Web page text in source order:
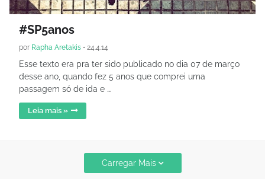
#SP5anos
por Rapha Aretakis • 24.4.14
Esse texto era pra ter sido publicado no dia 07 de março
desse ano, quando fez 5 anos que comprei uma
passagem só de ida e …
Leia mais »
Carregar Mais